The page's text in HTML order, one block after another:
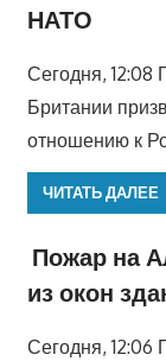
НАТО
Сегодня,
Британии
отношению к
ЧИТАТЬ ДАЛЕЕ
Пожар на
из окон
Сегодня, 12:06